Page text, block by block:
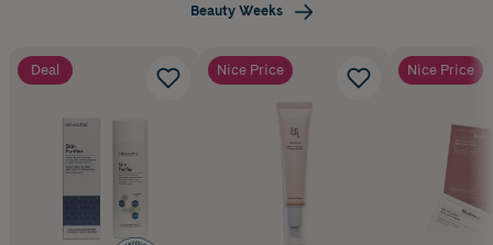
Beauty Weeks
Deal Nice Price Nice Price